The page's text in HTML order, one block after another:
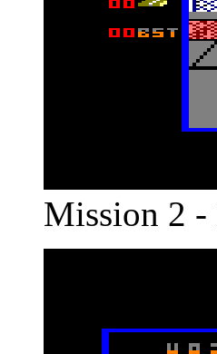
Mission 2 -